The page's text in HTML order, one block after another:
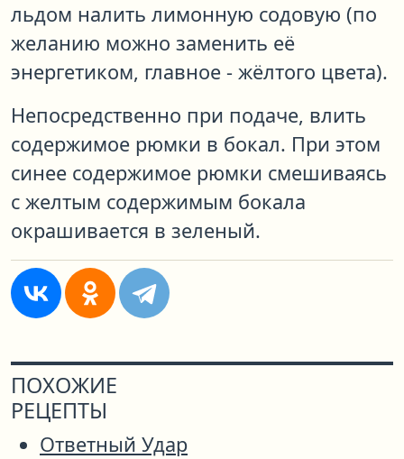
льдом налить лимонную содовую (по
желанию можно заменить её
энергетиком, главное - жёлтого цвета).
Непосредственно при подаче, влить
содержимое рюмки в бокал. При этом
синее содержимое рюмки смешиваясь
с желтым содержимым бокала
окрашивается в зеленый.
ПОХОЖИЕ
РЕЦЕПТЫ
Ответный Удар